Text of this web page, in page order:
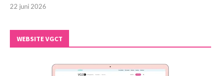
22 juni 2026
WEBSITE VGCT